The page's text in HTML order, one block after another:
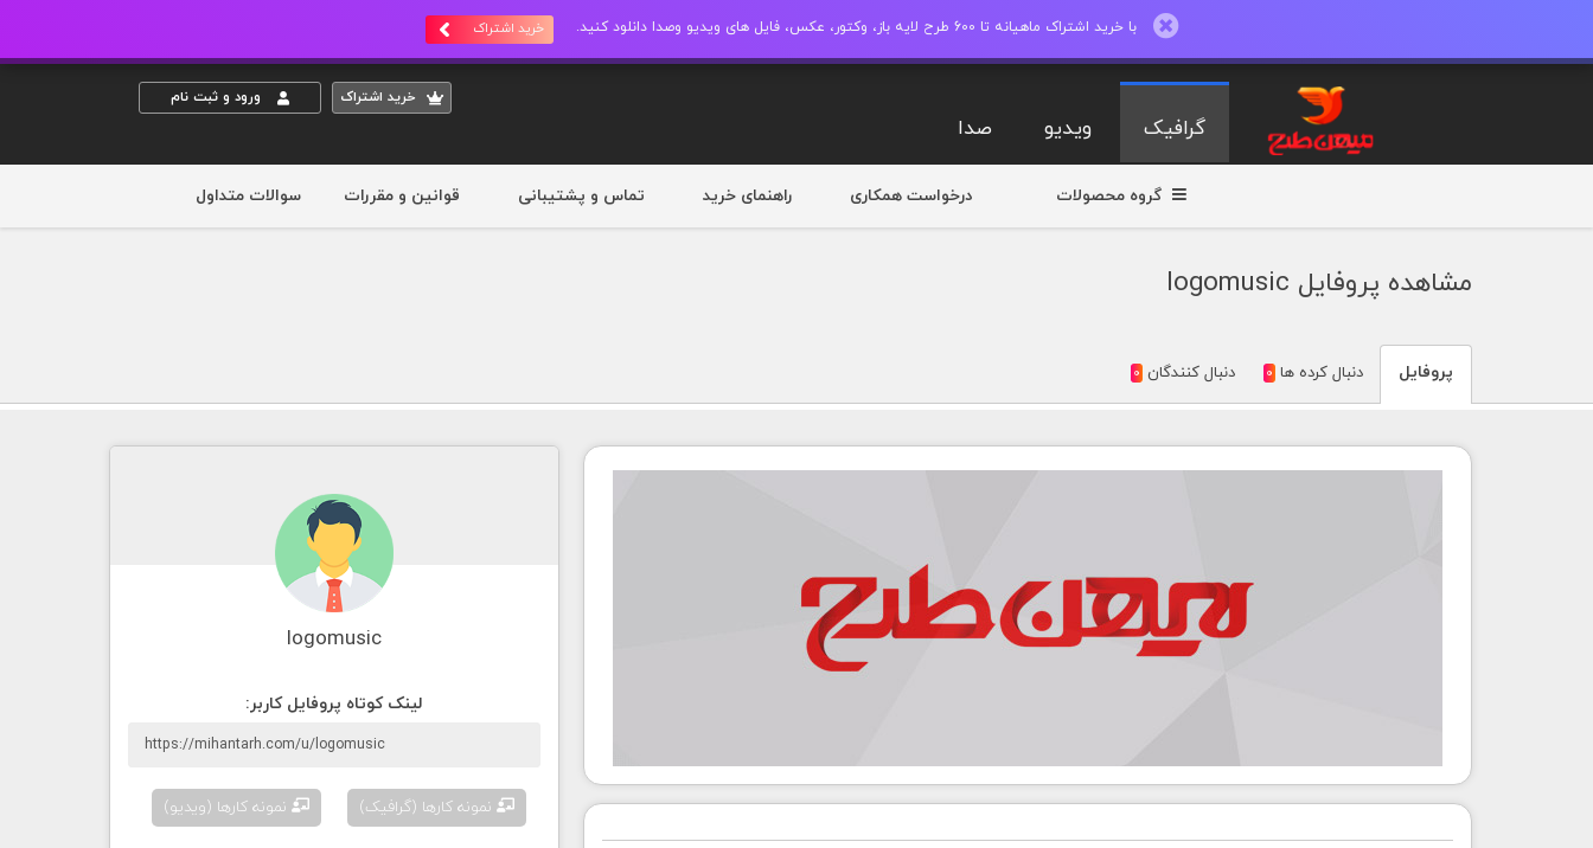
با خرید اشتراک ماهیانه تا 600 طرح لایه باز، وکتور، عکس، فایل های ویدیو وصدا دانلود کنید. خرید اشتراک
خريد اشتراک ورود و ثبت نام
گرافیک ویدیو صدا
گروه محصولات درخواست همکاری راهنمای خرید تماس و پشتیبانی قوانین و مقررات سوالات متداول
مشاهده پروفايل logomusic
پروفايل دنبال کرده ها 0 دنبال کنندگان 0
logomusic
لينک کوتاه پروفايل کاربر:
نمونه کارها (گرافیک) نمونه کارها (ویدیو)